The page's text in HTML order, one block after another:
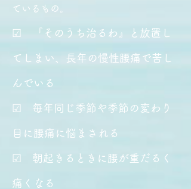
ているもの。
☑ 『そのうち治るわ』と放置し
てしまい、長年の慢性腰痛で苦し
んでいる
☑ 毎年同じ季節や季節の変わり
目に腰痛に悩まされる
☑ 朝起きるときに腰が重だるく
痛くなる